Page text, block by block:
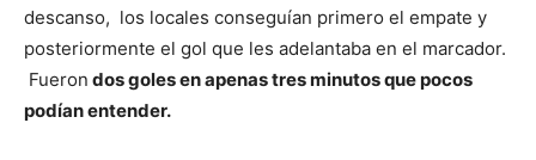
descanso, los locales conseguían primero el empate y
posteriormente el gol que les adelantaba en el marcador.
Fueron dos goles en apenas tres minutos que pocos
podían entender.